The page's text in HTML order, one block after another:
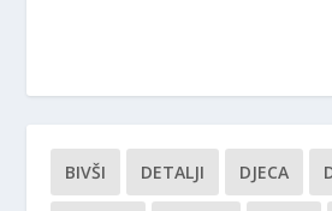
BIVŠI DETALJI DJECA